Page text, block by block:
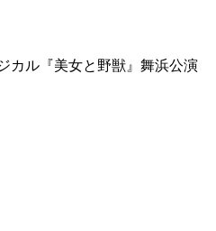
カル『美女と野獣』舞浜公演